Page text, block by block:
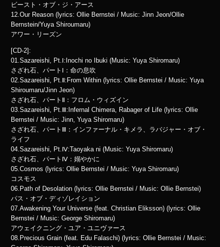
ビースト・オブ・ジ・アース
12.Our Reason (lyrics: Ollie Bernstei / Music: Jinn Jeon/Ollie
Bernstein/Yuya Shiroumaru)
アワー・リーズン
[CD-2]:
01.Sazareishi, Pt.Ⅰ:Inochi no Ibuki (Music: Yuya Shiromaru)
さざれ石、パートⅠ：命の息吹
02.Sazareishi, Pt.Ⅱ:From Within (lyrics: Ollie Bernstei / Music: Yuya
Shiroumaru/Jinn Jeon)
さざれ石、パートⅡ：フロム・ウィズイン
03.Sazareishi, Pt.Ⅲ:Infernal Chimera, Rabager of Life (lyrics: Ollie
Bernstei / Music: Jinn, Yuya Shiromaru)
さざれ石、パートⅢ：インファーナル・キメラ、ラバジャー・オブ・
ライフ
04.Sazareishi, Pt.Ⅳ:Taoyaka ni (Music: Yuya Shiromaru)
さざれ石、パートⅣ：嫋やかに
05.Cosmos (lyrics: Ollie Bernstei / Music: Yuya Shiromaru)
コスモス
06.Path of Desolation (lyrics: Ollie Bernstei / Music: Ollie Bernstei)
パス・オブ・ディゾレイション
07.Awakening Your Universe (feat. Christian Eliksson) (lyrics: Ollie
Bernstei / Music: George Shiromaru)
アウェイクニング・ユア・ユニヴァース
08.Precious Grain (feat. Edu Falaschi) (lyrics: Ollie Bernstei / Music: